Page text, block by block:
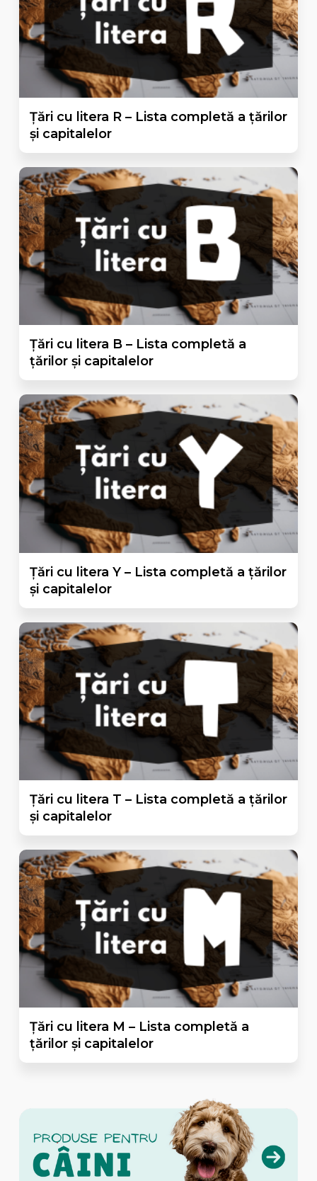
Țări cu litera R – Lista completă a țărilor
și capitalelor
Țări cu litera B – Lista completă a
țărilor și capitalelor
Țări cu litera Y – Lista completă a țărilor
și capitalelor
Țări cu litera T – Lista completă a țărilor
și capitalelor
Țări cu litera M – Lista completă a
țărilor și capitalelor